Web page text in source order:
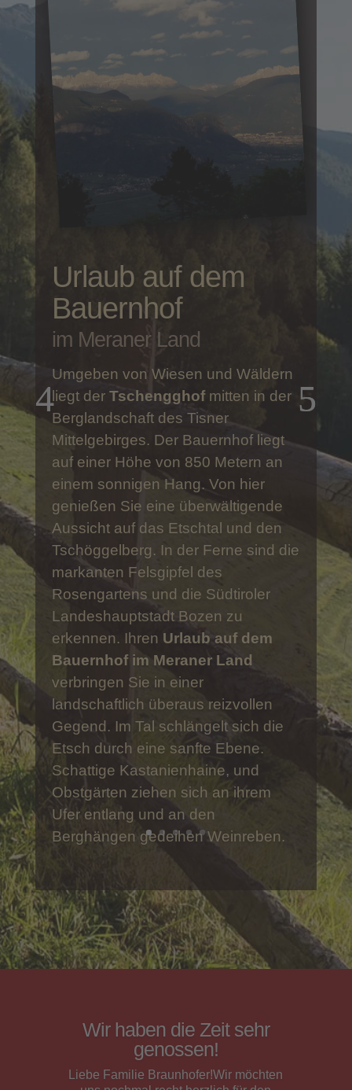
Der Tschengghof
Ferien in ländlicher
In IhremUrlaub auf dem
Bauernhof im Meraner Land
haben Sie die Gelegenheit, das
bäuerliche Leben in allen Facetten
kennenzulernen. Seit 1971 befindet
sich der Tschengghof im Besitz von
Familie Braunhofer und wurde
seither komplett umgebaut und
erweitert. Mit der Fertigstellung des
neuen Bauernhauses im Jahr 2005
fanden die Umbauarbeiten ihren
Abschluss. Der Tschengghof ist ein
Bauernhof mit Milchviehhaltung
Kühe, Schweine, Hühner und
Katzen leben auf dem Hof und in
Ihren Ferien im Meraner Land
können Sie aktiv am bäuerlichen
Leben teilnehmen und Ihrer
Gastgeberfamilie bei den täglichen
Verrichtungen zur Hand gehen.
Nach Absprache können Sie Ihr
Wanderrouten in die
Gebirgslandschaft ihren Anfang.
Die Lage des Hofes ist